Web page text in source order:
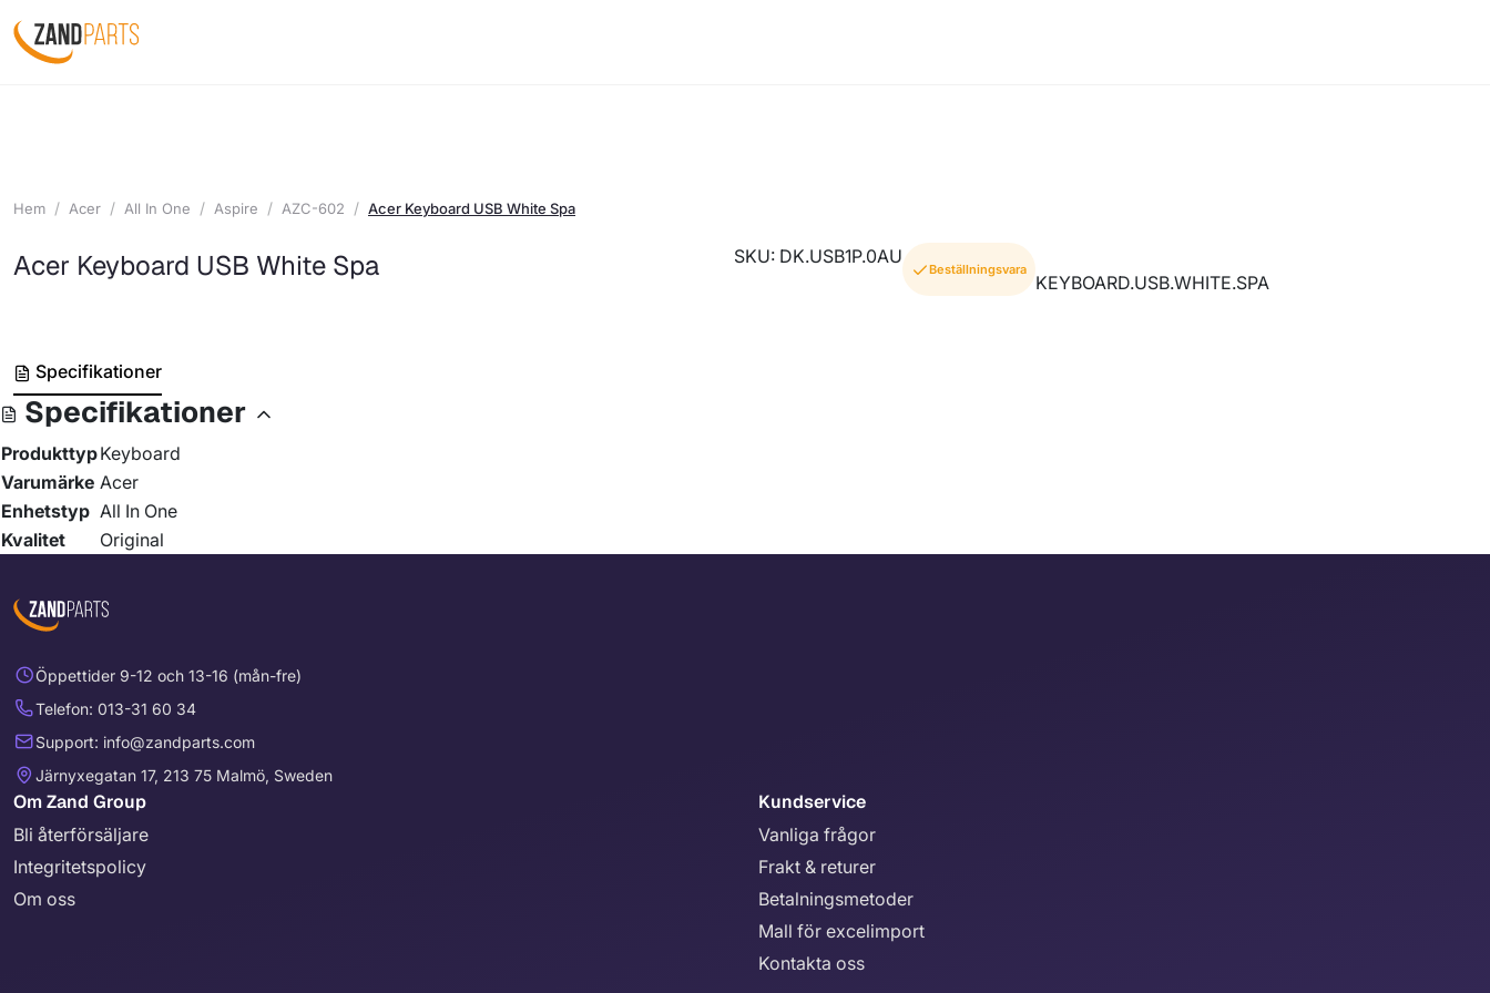
Hem Acer All In One Aspire AZC-602 Acer Keyboard USB White Spa
Acer Keyboard USB White Spa SKU: DK.USB1P.0AU
Beställningsvara
KEYBOARD.USB.WHITE.SPA
Specifikationer
Specifikationer
ProdukttypKeyboard
Varumärke Acer
Enhetstyp All In One
Kvalitet
Original
Öppettider 9-12 och 13-16 (mån-fre)
Telefon: 013-31 60 34
Support: info@zandparts.com
Järnyxegatan 17, 213 75 Malmö, Sweden
Om Zand Group
Bli återförsäljare
Integritetspolicy
Om oss
Kundservice
Vanliga frågor
Frakt & returer
Betalningsmetoder
Mall för excelimport
Kontakta oss